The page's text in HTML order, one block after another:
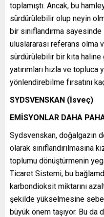
toplamıştı. Ancak, bu
sürdürülebilir olup neyin
bir sınıflandırma
uluslararası referans olma
sürdürülebilir bir kıta
yatırımları hızla ve
yönlendirebilme fırsatını
SYDSVENSKAN (İsveç)
EMİSYONLAR DAHA
Sydsvenskan, doğalgazın
olarak sınıflandırılmasına
toplumu dönüştürmenin
Ticaret Sistemi, bu
karbondioksit miktarını
şekilde yükselmesine
büyük önem taşıyor. Bu da